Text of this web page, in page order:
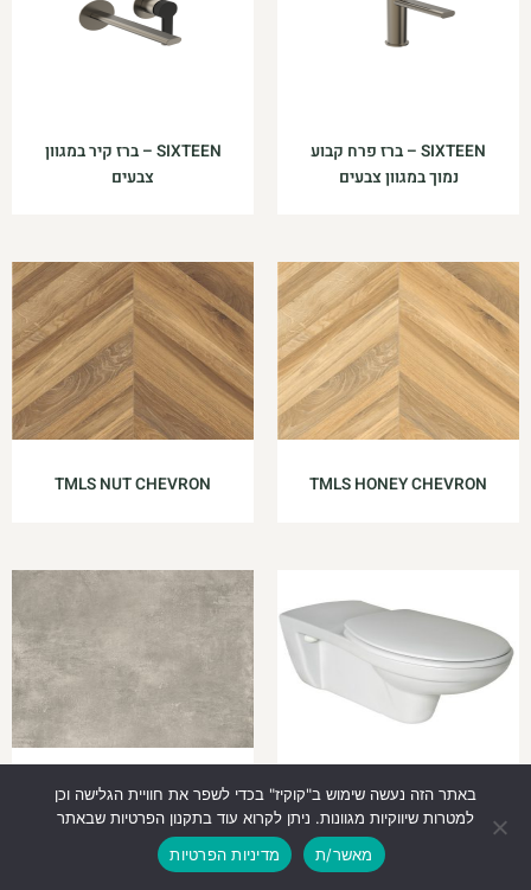
SIXTEEN – ברז פרח קבוע
נמוך במגוון צבעים
SIXTEEN – ברז קיר במגוון
צבעים
TMLS HONEY CHEVRON
TMLS NUT CHEVRON
V3404 אסלה תלויה A.S לנכים VOLC בטון אפור
באתר הזה נעשה שימוש ב"קוקיז" בכדי לשפר את חוויית הגלישה וכן
למטרות שיווקיות מגוונות. ניתן לקרוא עוד בתקנון הפרטיות שבאתר
מאשר/ת
מדיניות הפרטיות